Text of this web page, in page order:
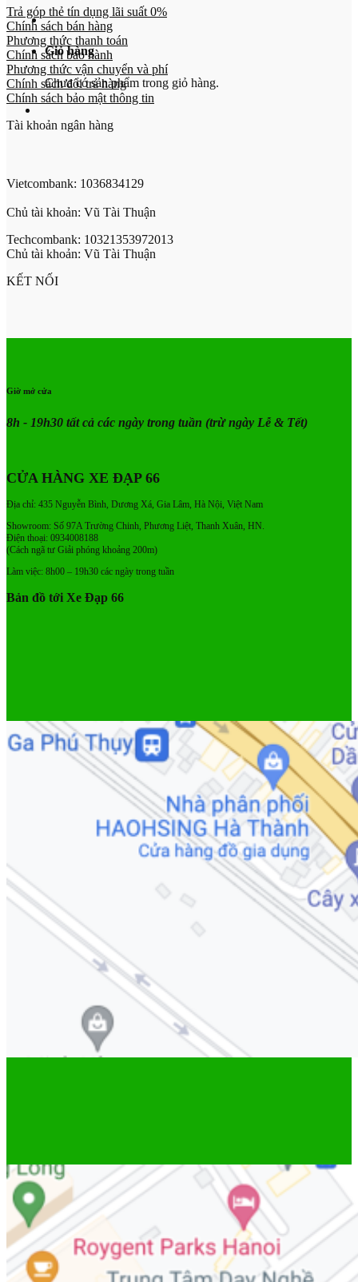
Giỏ hàng
Chưa có sản phẩm trong giỏ hàng.
Trả góp thẻ tín dụng lãi suất 0%
Chính sách bán hàng
Phương thức thanh toán
Chính sách bảo hành
Phương thức vận chuyển và phí
Chính sách đổi trả hàng
Chính sách bảo mật thông tin
Tài khoản ngân hàng
Vietcombank: 1036834129
Chủ tài khoản: Vũ Tài Thuận
Techcombank: 10321353972013
Chủ tài khoản: Vũ Tài Thuận
KẾT NỐI
Giờ mở cửa
8h - 19h30 tất cả các ngày trong tuần (trừ ngày Lễ & Tết)
CỬA HÀNG XE ĐẠP 66
Địa chỉ: 435 Nguyễn Bình, Dương Xá, Gia Lâm, Hà Nội, Việt Nam
Showroom: Số 97A Trường Chinh, Phương Liệt, Thanh Xuân, HN.
Điện thoại: 0934008188
(Cách ngã tư Giải phóng khoảng 200m)
Làm việc: 8h00 – 19h30 các ngày trong tuần
Bản đồ tới Xe Đạp 66